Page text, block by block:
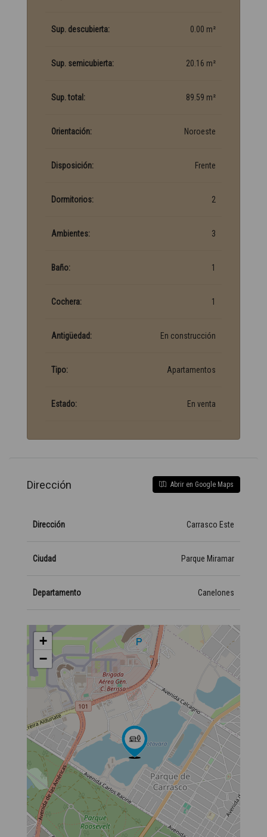
Sup. descubierta: 0.00 m²
Sup. semicubierta: 20.16 m²
Sup. total: 89.59 m²
Orientación: Noroeste
Disposición: Frente
Dormitorios: 2
Ambientes: 3
Baño: 1
Cochera: 1
Antigüedad: En construcción
Tipo: Apartamentos
Estado: En venta
Dirección Abrir en Google Maps
Dirección Carrasco Este
Ciudad Parque Miramar
Departamento Canelones
+
−